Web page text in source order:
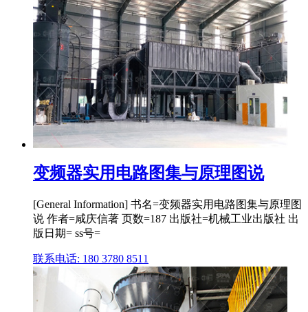
变频器实用电路图集与原理图说
[General Information] 书名=变频器实用电路图集与原理图
说 作者=咸庆信著 页数=187 出版社=机械工业出版社 出
版日期= ss号=
联系电话: 180 3780 8511